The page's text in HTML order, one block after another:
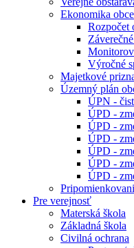
Ekonomika obce
Rozpočet
Výročné
Majetkové
Územný plán
ÚPN -
ÚPD -
ÚPD -
ÚPD -
ÚPD -
ÚPD -
ÚPD -
Pre verejnosť
Materská škola
Základná škola
Civilná ochrana